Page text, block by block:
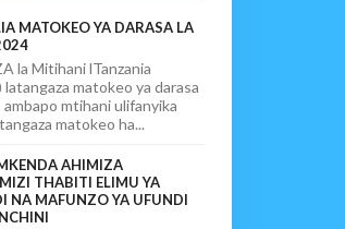
MATOKEO YA DARASA LA
la Mitihani lTanzania
latangaza matokeo ya darasa
ambapo mtihani ulifanyika
matokeo ha...
AHIMIZA
THABITI ELIMU YA
NA MAFUNZO YA UFUNDI